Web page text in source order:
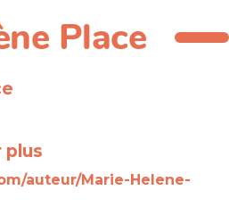
Place
plus
auteur/Marie-Helene-